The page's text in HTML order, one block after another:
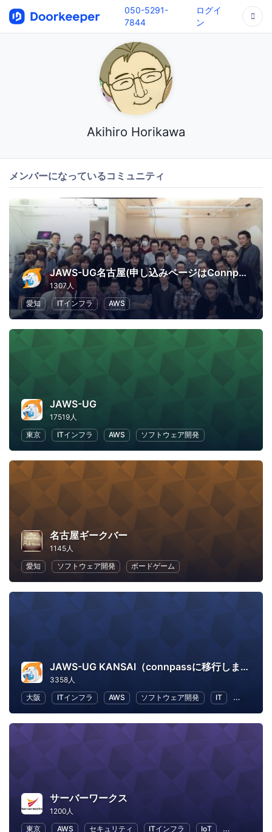
050-5291-
7844
ログイ
ン
Akihiro Horikawa
メンバーになっているコミュニティ
JAWS-UG名古屋(申し込みページはConnpassへ移行)
1307人
愛知
ITインフラ AWS
JAWS-UG
17519人
東京
ITインフラ AWS ソフトウェア開発
名古屋ギークバー
1145人
愛知
ソフトウェア開発 ボードゲーム
JAWS-UG KANSAI（connpassに移行しました）
3358人
大阪
ITインフラ AWS ソフトウェア開発 IT IT ソリュ
サーバーワークス
1200人
東京
AWS セキュリティ ITインフラ IoT ビジネス